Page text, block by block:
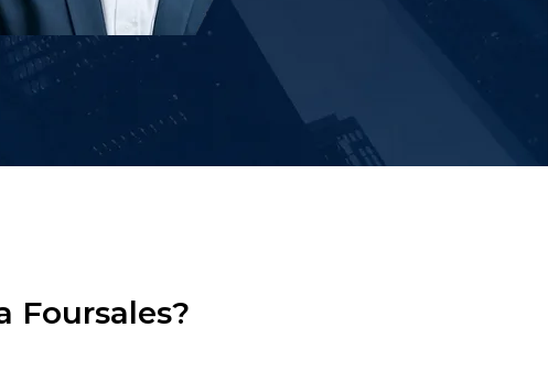
Foursales?